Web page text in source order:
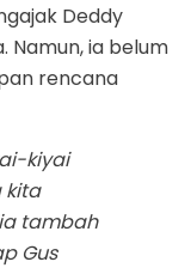
Deddy
Namun, ia belum
rencana
kiyai
kita
tambah
Gus